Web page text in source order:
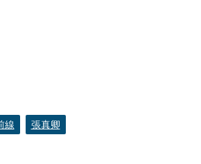
線
張真卿